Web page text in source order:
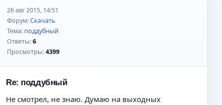
26 авг 2015, 14:51
Форум:Скачать
Тема: поддубный
Ответы:6
Просмотры:4399
Re: поддубный
Не смотрел, не знаю. Думаю на выходных